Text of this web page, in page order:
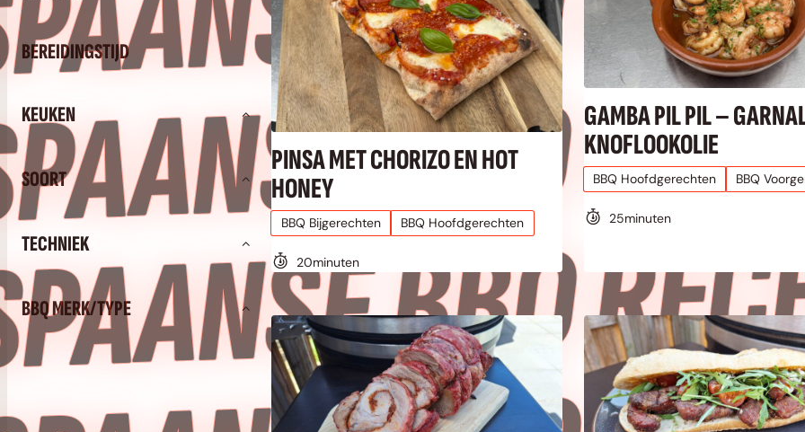
BEREIDINGSTIJD
KEUKEN
SOORT
TECHNIEK
BBQ MERK/TYPE
PINSA MET CHORIZO EN HOT
HONEY
BBQ Bijgerechten BBQ Hoofdgerechten
20minuten
GAMBA PIL PIL –
KNOFLOOKOLIE
BBQ Hoofdgerechten BBQ
25minuten